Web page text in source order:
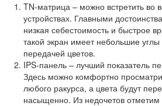
TN-матрица – можно встретить во
устройствах. Главными
низкая себестоимость и быстрое
такой экран имеет небольшие
передачей цветов.
IPS-панель – лучший показатель
Здесь можно комфортно
любого ракурса, а цвета будут
насыщенно. Из недочетов отметим